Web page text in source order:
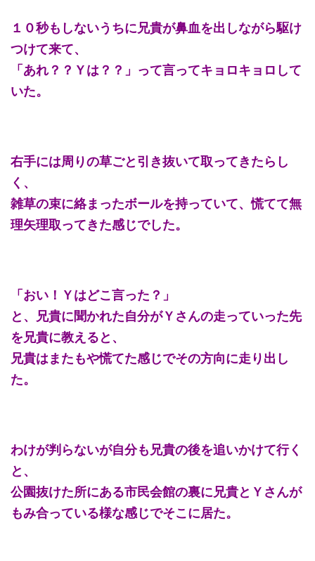
１０秒もしないうちに兄貴が鼻血を出しながら駆け
つけて来て、
「あれ？？Ｙは？？」って言ってキョロキョロして
いた。
右手には周りの草ごと引き抜いて取ってきたらし
く、
雑草の束に絡まったボールを持っていて、慌てて無
理矢理取ってきた感じでした。
「おい！Ｙはどこ言った？」
と、兄貴に聞かれた自分がＹさんの走っていった先
を兄貴に教えると、
兄貴はまたもや慌てた感じでその方向に走り出し
た。
わけが判らないが自分も兄貴の後を追いかけて行く
と、
公園抜けた所にある市民会館の裏に兄貴とＹさんが
もみ合っている様な感じでそこに居た。